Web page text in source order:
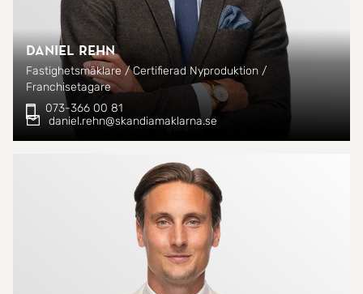
Daniel Rehn
Fastighetsmäklare / Certifierad Nyproduktion /
Franchisetagare
073-366 00 81
daniel.rehn@skandiamaklarna.se